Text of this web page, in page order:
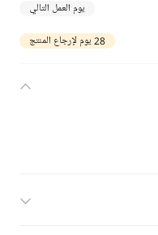
يوم العمل التالي
28 يوم لإرجاع المنتج